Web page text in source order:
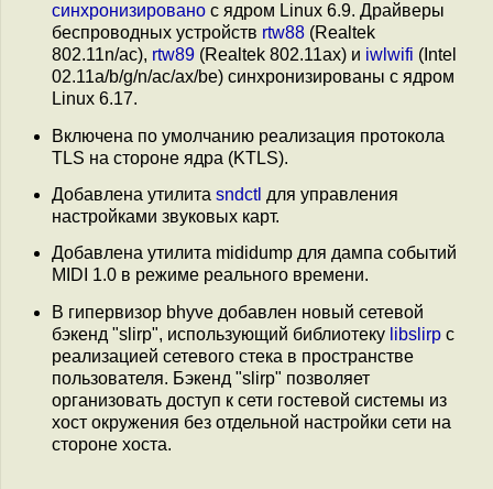
синхронизировано с ядром Linux 6.9. Драйверы
беспроводных устройств rtw88 (Realtek
802.11n/ac), rtw89 (Realtek 802.11ax) и iwlwifi (Intel
02.11a/b/g/n/ac/ax/be) синхронизированы с ядром
Linux 6.17.
Включена по умолчанию реализация протокола
TLS на стороне ядра (KTLS).
Добавлена утилита sndctl для управления
настройками звуковых карт.
Добавлена утилита mididump для дампа событий
MIDI 1.0 в режиме реального времени.
В гипервизор bhyve добавлен новый сетевой
бэкенд "slirp", использующий библиотеку libslirp с
реализацией сетевого стека в пространстве
пользователя. Бэкенд "slirp" позволяет
организовать доступ к сети гостевой системы из
хост окружения без отдельной настройки сети на
стороне хоста.